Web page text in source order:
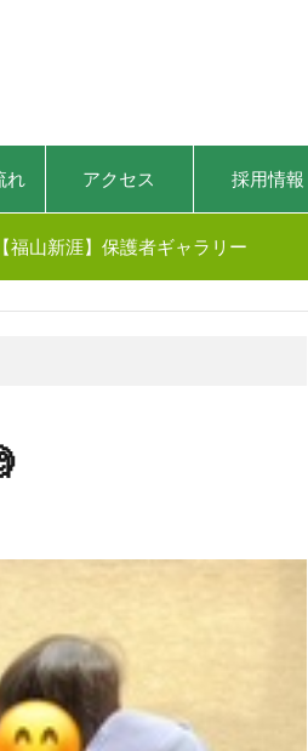
れ アクセス 採用情報
【福山新涯】保護者ギャラリー